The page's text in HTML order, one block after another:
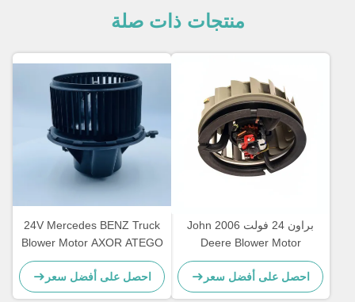
منتجات ذات صلة
براون 24 فولت 2006 John
Deere Blower Motor
AL58527 62412082 ضمان
عام واحد
احصل على أفضل سعر
24V Mercedes BENZ Truck
Blower Motor AXOR ATEGO
OEM A0038300108
احصل على أفضل سعر